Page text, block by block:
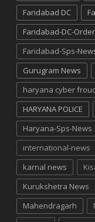
Faridabad DC
Faridabad-DC-Order
Faridabad-Sps-
Gurugram News
haryana cyber
HARYANA POLICE
Haryana-Sps-News
international-news
karnal news
Kurukshetra News
Mahendragarh